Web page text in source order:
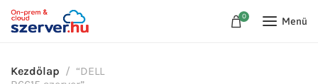
0 Menü
Kezdőlap
“DELL